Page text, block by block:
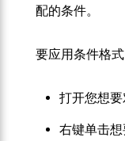
配的条件。
要应用条件格式
打开您想要
右键单击